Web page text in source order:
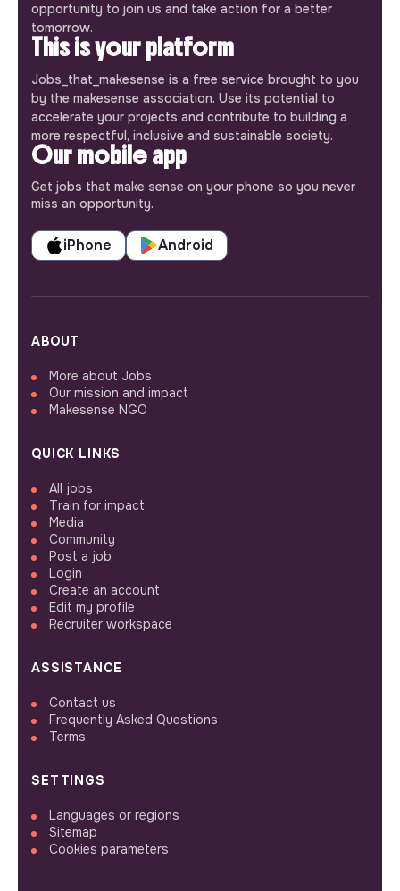
opportunity to join us and take action for a better
tomorrow.
This is your platform
Jobs_that_makesense is a free service brought to you
by the makesense association. Use its potential to
accelerate your projects and contribute to building a
more respectful, inclusive and sustainable society.
Our mobile app
Get jobs that make sense on your phone so you never
miss an opportunity.
iPhone Android
ABOUT
More about Jobs
Our mission and impact
Makesense NGO
QUICK LINKS
All jobs
Train for impact
Media
Community
Post a job
Login
Create an account
Edit my profile
Recruiter workspace
ASSISTANCE
Contact us
Frequently Asked Questions
Terms
SETTINGS
Languages or regions
Sitemap
Cookies parameters